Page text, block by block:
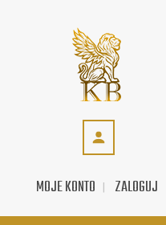
MOJE KONTO ZALOGUJ